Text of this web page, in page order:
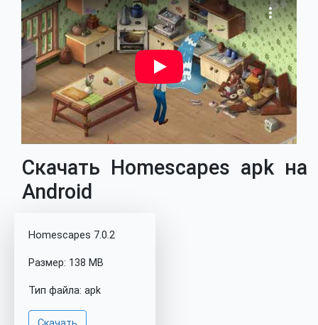
Скачать Homescapes apk на
Android
Homescapes 7.0.2
Размер: 138 MB
Тип файла: apk